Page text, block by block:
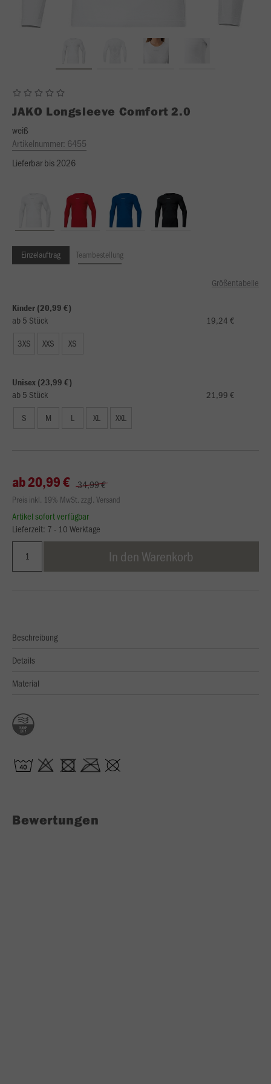
JAKO Longsleeve Comfort 2.0
weiß
Artikelnummer: 6455
Lieferbar bis 2026
Einzelauftrag Teambestellung
Größentabelle
Kinder (20,99 €)
ab 5 Stück
19,24 €
3XS
XXS XS
Unisex (23,99 €)
ab 5 Stück
21,99 €
S
M L XL XXL
ab 20,99 € 34,99 €
Preis inkl. 19% MwSt. zzgl. Versand
Artikel sofort verfügbar
Lieferzeit: 7 - 10 Werktage
In den Warenkorb
Beschreibung
Details
Material
Bewertungen